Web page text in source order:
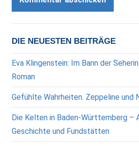
DIE NEUESTEN BEITRÄGE
Eva Klingenstein: Im Bann der
Roman
Gefühlte Wahrheiten. Zeppeline und
Die Kelten in Baden-Württemberg –
Geschichte und Fundstätten